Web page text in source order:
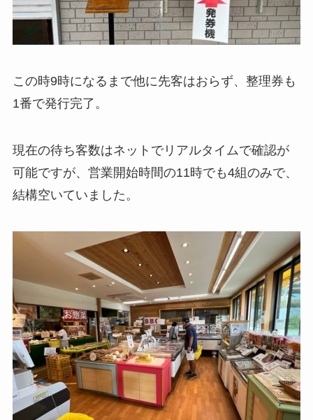
この時9時になるまで他に先客はおらず、整理券も
1番で発行完了。
現在の待ち客数はネットでリアルタイムで確認が
可能ですが、営業開始時間の11時でも4組のみで、
結構空いていました。